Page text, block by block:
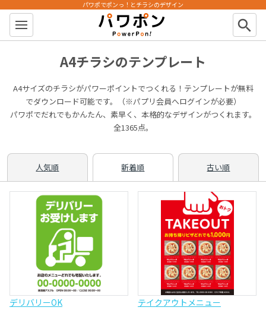
パワポン
パワポでポンっ！とチラシのデザイン
search
A4チラシのテンプレート
A4サイズのチラシがパワーポイントでつくれる！テンプレートが無料
でダウンロード可能です。（※パプリ会員へログインが必要）
パワポでだれでもかんたん、素早く、本格的なデザインがつくれます。
全1365点。
人気順 新着順 古い順
デリバリーOK テイクアウトメニュー